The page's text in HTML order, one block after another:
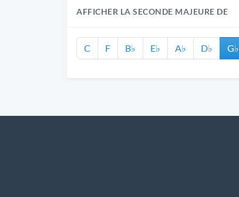
AFFICHER LA SECONDE MAJEURE DE
C F B♭ E♭ A♭ D♭ G♭